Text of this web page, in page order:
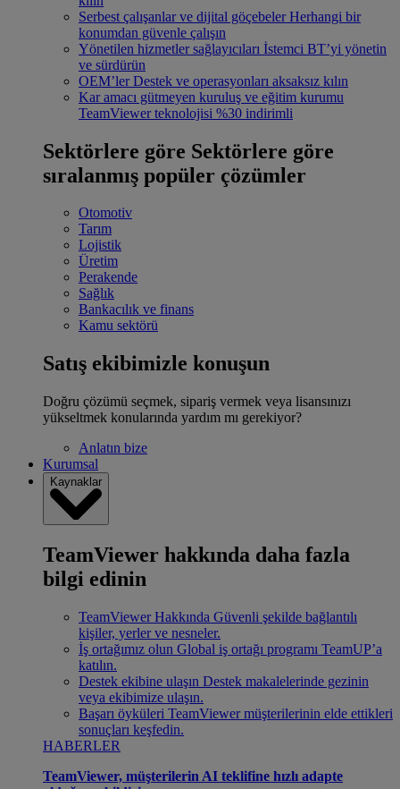
Serbest çalışanlar ve dijital göçebeler Herhangi bir
konumdan güvenle çalışın
Yönetilen hizmetler sağlayıcıları İstemci BT’yi yönetin
ve sürdürün
OEM’ler Destek ve operasyonları aksaksız kılın
Kar amacı gütmeyen kuruluş ve eğitim kurumu
TeamViewer teknolojisi %30 indirimli
Sektörlere göre Sektörlere göre
sıralanmış popüler çözümler
Otomotiv
Tarım
Lojistik
Üretim
Perakende
Sağlık
Bankacılık ve finans
Kamu sektörü
Satış ekibimizle konuşun
Doğru çözümü seçmek, sipariş vermek veya lisansınızı
yükseltmek konularında yardım mı gerekiyor?
Anlatın bize
Kurumsal
Kaynaklar
TeamViewer hakkında daha fazla
bilgi edinin
TeamViewer Hakkında Güvenli şekilde bağlantılı
kişiler, yerler ve nesneler.
İş ortağımız olun Global iş ortağı programı TeamUP’a
katılın.
Destek ekibine ulaşın Destek makalelerinde gezinin
veya ekibimize ulaşın.
Başarı öyküleri TeamViewer müşterilerinin elde ettikleri
sonuçları keşfedin.
HABERLER
TeamViewer, müşterilerin AI teklifine hızlı adapte